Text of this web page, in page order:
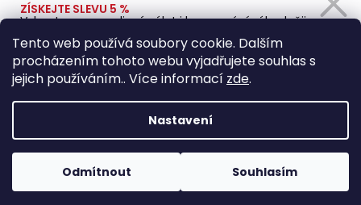
Tento web používá soubory cookie. Dalším
procházením tohoto webu vyjadřujete souhlas s
jejich používáním.. Více informací zde.
Nastavení
Odmítnout Souhlasím
HLEDAT
Copyright 2026Autohaus.cz. Všechna práva vyhrazena.
Upravit nastavení cookies
ZÍSKEJTE SLEVU 5 %
Vybavte se na rodinný výlet i kempování výhodněji.
Zadejte svůj e-mail a obratem Vám pošleme
slevový kód.
Zásady zpracování osobních údajů